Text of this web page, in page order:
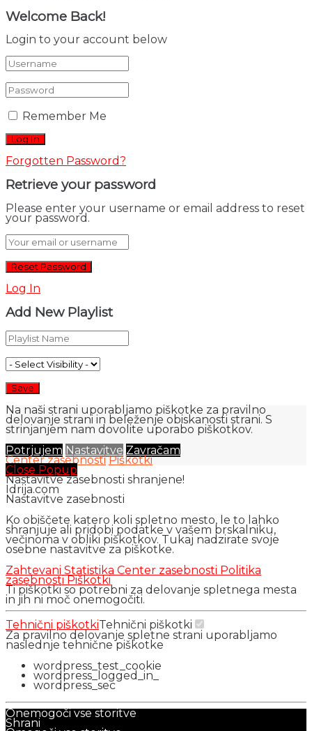
Welcome Back!
Login to your account below
Remember Me
Forgotten Password?
Retrieve your password
Please enter your username or email address to reset
your password.
Log In
Add New Playlist
Na naši strani uporabljamo piškotke za pravilno
delovanje strani in beleženje obiskanosti strani. S
strinjanjem nam dovolite uporabo piškotkov.
Potrjujem Nastavitve Zavračam
Center zasebnosti Piškotki
Close Popup
Nastavitve zasebnosti shranjene!
Idrija.com
Nastavitve zasebnosti
Ko obiščete katero koli spletno mesto, le to lahko
shranjuje ali pridobi podatke v vašem brskalniku,
večinoma v obliki piškotkov. Tukaj nadzirate svoje
osebne nastavitve za piškotke.
Zahtevani Statistika Center zasebnosti Politika
zasebnosti Piškotki
Ti piškotki so potrebni za delovanje spletnega mesta
in jih ni moč onemogočiti.
Tehnični piškotkiTehnični piškotki
Za pravilno delovanje spletne strani uporabljamo
naslednje tehnične piškotke
wordpress_test_cookie
wordpress_logged_in_
wordpress_sec
Onemogoči vse storitve
Shrani